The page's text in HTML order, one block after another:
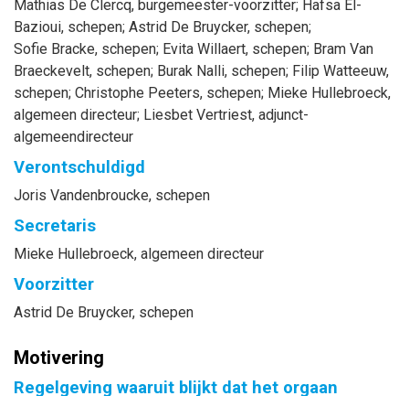
Mathias De Clercq, burgemeester-voorzitter; Hafsa El-
Bazioui, schepen; Astrid De Bruycker, schepen;
Sofie Bracke, schepen; Evita Willaert, schepen; Bram Van
Braeckevelt, schepen; Burak Nalli, schepen; Filip Watteeuw,
schepen; Christophe Peeters, schepen; Mieke Hullebroeck,
algemeen directeur; Liesbet Vertriest, adjunct-
algemeendirecteur
Verontschuldigd
Joris Vandenbroucke, schepen
Secretaris
Mieke Hullebroeck, algemeen directeur
Voorzitter
Astrid De Bruycker, schepen
Motivering
Regelgeving waaruit blijkt dat het orgaan